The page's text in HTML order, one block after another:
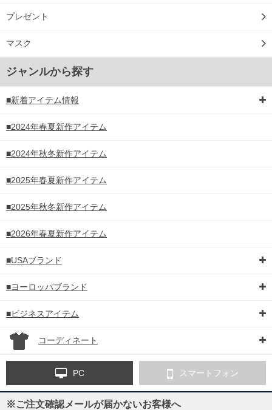
プレゼント
マスク
ジャンルから探す
■新着アイテム情報
■2024年春夏新作アイテム
■2024年秋冬新作アイテム
■2025年春夏新作アイテム
■2025年秋冬新作アイテム
■2026年春夏新作アイテム
■USAブランド
■ヨーロッパブランド
■ビジネスアイテム
コーディネート
PC スマートフォン
※ご注文確認メールが届かないお客様へ